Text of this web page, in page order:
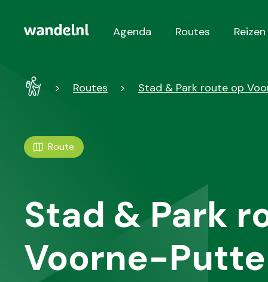
Hoofdnavigatie
Agenda Routes Reizen
WandelRoutes Stad & Park route op
Route
Stad & Park
Voorne-